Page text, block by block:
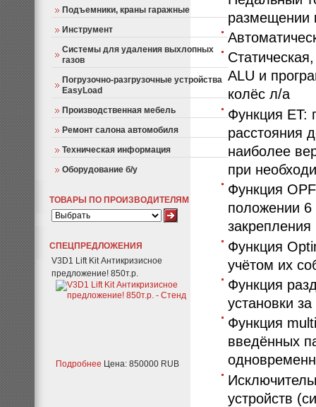
Подъемники, краны гаражные
Инструмент
Системы для удаления выхлопных
газов
Погрузочно-разгрузочные устройства
EasyLoad
Производственная мебель
Ремонт салона автомобиля
Техническая информация
Оборудование б/у
ТОВАРЫ ПО ПРОИЗВОДИТЕЛЯМ
СПЕЦПРЕДЛОЖЕНИЯ
V3D1 Lift Kit Антикризисное
предложение! 850т.р.
Подробнее Цена: 850000 RUB
размещении
ALU и
колёс л/а
Функция ET:
расстояния
наиболее
при
Функция
положении 6
закрепления
Функция
учётом их
Функция
установки
Функция
введённых
устройств